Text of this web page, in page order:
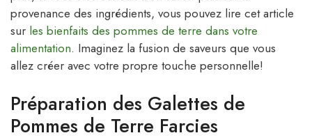
provenance des ingrédients, vous pouvez lire cet article
sur les bienfaits des pommes de terre dans votre
alimentation. Imaginez la fusion de saveurs que vous
allez créer avec votre propre touche personnelle!
Préparation des Galettes de
Pommes de Terre Farcies